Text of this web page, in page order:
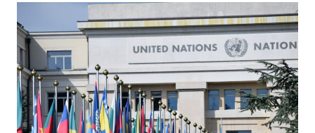
IND
I
EU’S
SENESTE
FORSLAG
OM
AT
CENSURERE
MEDIERNE